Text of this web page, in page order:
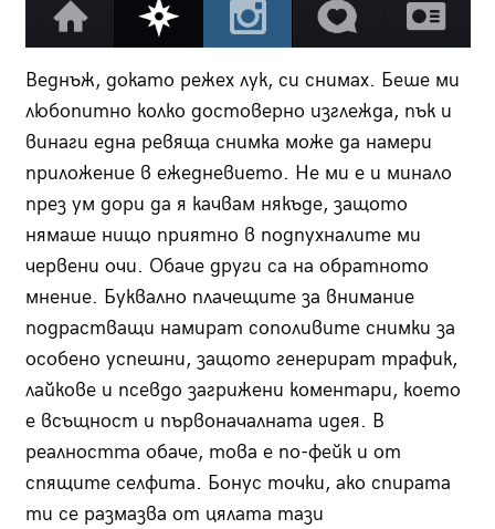
Веднъж, докато режех лук, си снимах. Беше ми
любопитно колко достоверно изглежда, пък и
винаги една ревяща снимка може да намери
приложение в ежедневието. Не ми е и минало
през ум дори да я качвам някъде, защото
нямаше нищо приятно в подпухналите ми
червени очи. Обаче други са на обратното
мнение. Буквално плачещите за внимание
подрастващи намират сополивите снимки за
особено успешни, защото генерират трафик,
лайкове и псевдо загрижени коментари, което
е всъщност и първоначалната идея. В
реалността обаче, това е по-фейк и от
спящите селфита. Бонус точки, ако спирата
ти се размазва от цялата тази